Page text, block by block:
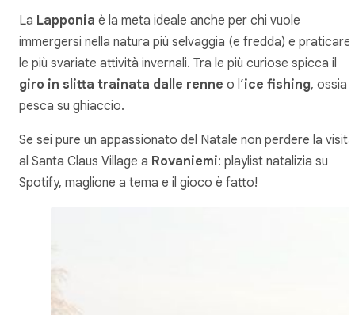
La Lapponia è la meta ideale anche per chi vuole
immergersi nella natura più selvaggia (e fredda) e praticare
le più svariate attività invernali. Tra le più curiose spicca il
giro in slitta trainata dalle renne o l’ice fishing, ossia
pesca su ghiaccio.
Se sei pure un appassionato del Natale non perdere la visita
al Santa Claus Village a Rovaniemi: playlist natalizia su
Spotify, maglione a tema e il gioco è fatto!